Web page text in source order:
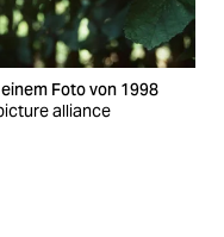
Foto von 1998
alliance